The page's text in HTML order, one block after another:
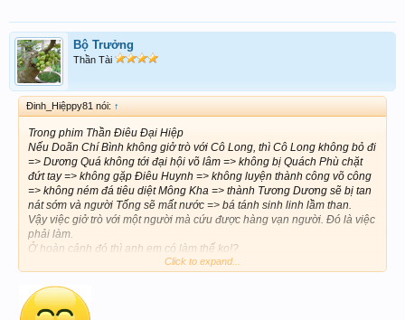
Bộ Trưởng
Thần Tài
Đinh_Hiệppy81 nói: ↑
Trong phim Thần Điêu Đại Hiệp
Nếu Doãn Chí Bình không giở trò với Cô Long, thì Cô Long không bỏ đi
=> Dương Quá không tới đại hội võ lâm => không bị Quách Phù chặt
đứt tay => không gặp Điêu Huynh => không luyện thành công võ công
=> không ném đá tiêu diệt Mông Kha => thành Tương Dương sẽ bị tan
nát sớm và người Tống sẽ mất nước => bá tánh sinh linh lầm than.
Vậy việc giở trò với một người mà cứu được hàng vạn người. Đó là việc
phải làm.
Ở hoàn cảnh đó thì anh em có làm thế ko!?
Click to expand...